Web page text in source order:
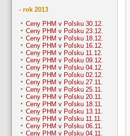
- rok 2013
Ceny PHM v Poľsku 30.12.
Ceny PHM v Poľsku 23.12.
Ceny PHM v Poľsku 18.12.
Ceny PHM v Poľsku 16.12.
Ceny PHM v Poľsku 11.12.
Ceny PHM v Poľsku 09.12.
Ceny PHM v Poľsku 04.12.
Ceny PHM v Poľsku 02.12.
Ceny PHM v Poľsku 27.11.
Ceny PHM v Poľsku 25.11.
Ceny PHM v Poľsku 20.11.
Ceny PHM v Poľsku 18.11.
Ceny PHM v Poľsku 13.11.
Ceny PHM v Poľsku 11.11.
Ceny PHM v Poľsku 06.11.
Ceny PHM v Poľsku 04.11.